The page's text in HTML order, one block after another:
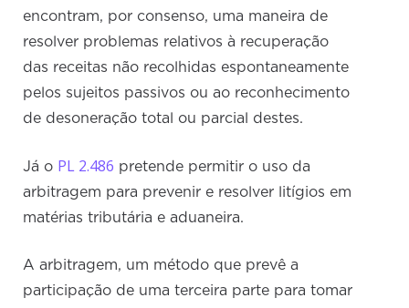
encontram, por consenso, uma maneira de
resolver problemas relativos à recuperação
das receitas não recolhidas espontaneamente
pelos sujeitos passivos ou ao reconhecimento
de desoneração total ou parcial destes.
Já o PL 2.486 pretende permitir o uso da
arbitragem para prevenir e resolver litígios em
matérias tributária e aduaneira.
A arbitragem, um método que prevê a
participação de uma terceira parte para tomar